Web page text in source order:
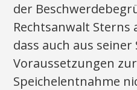
der
Rechtsanwalt
dass auch aus seiner
Voraussetzungen
Speichelentnahme